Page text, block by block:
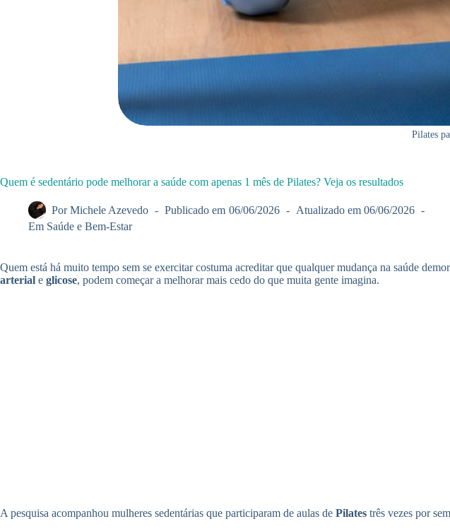
Pilates
Quem é sedentário pode melhorar a saúde com apenas 1 mês de Pilates? Veja os resultados
Por Michele Azevedo Publicado em 06/06/2026 Atualizado em 06/06/2026
Em Saúde e Bem-Estar
Quem está há muito tempo sem se exercitar costuma acreditar que qualquer mudança na saúde
arterial e glicose, podem começar a melhorar mais cedo do que muita gente imagina.
A pesquisa acompanhou mulheres sedentárias que participaram de aulas de Pilates três vezes por